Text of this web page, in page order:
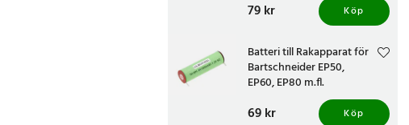
Pris:79 kr
79 kr Köp
Batteri till Rakapparat för
Bartschneider EP50,
EP60, EP80 m.fl.
Pris:69 kr
69 kr Köp